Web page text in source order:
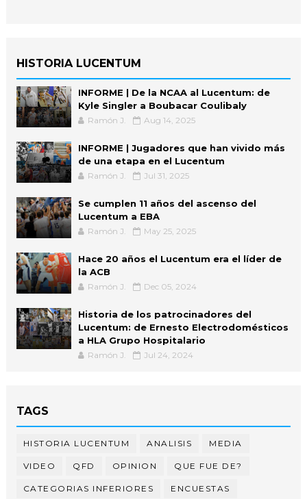
HISTORIA LUCENTUM
INFORME | De la NCAA al Lucentum: de
Kyle Singler a Boubacar Coulibaly
Ramón J. Aug 14, 2025
INFORME | Jugadores que han vivido más
de una etapa en el Lucentum
Ramón J. Jul 31, 2025
Se cumplen 11 años del ascenso del
Lucentum a EBA
Ramón J. May 25, 2025
Hace 20 años el Lucentum era el líder de
la ACB
Ramón J. Dec 05, 2024
Historia de los patrocinadores del
Lucentum: de Ernesto Electrodomésticos
a HLA Grupo Hospitalario
Ramón J. Jul 24, 2024
TAGS
HISTORIA LUCENTUM ANALISIS MEDIA
VIDEO QFD OPINION QUE FUE DE?
CATEGORIAS INFERIORES ENCUESTAS